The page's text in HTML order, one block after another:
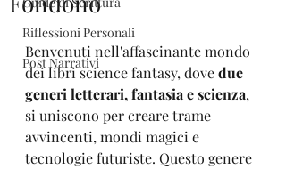
Riflessioni Personali
Post Narrativi
Benvenuti nell'affascinante mondo
dei libri science fantasy, dove due
generi letterari, fantasia e scienza,
si uniscono per creare trame
avvincenti, mondi magici e
tecnologie futuriste. Questo genere